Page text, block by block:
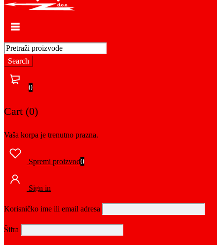
0
Cart (0)
Vaša korpa je trenutno prazna.
Spremi proizvod0
Sign in
Korisničko ime ili email adresa
Šifra